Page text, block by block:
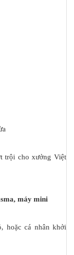
trội cho xưởng Việt
máy mini
hoặc cá nhân khởi